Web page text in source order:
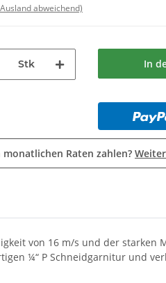
abweichend)
Stk In
Raten zahlen?
von 16 m/s und der starken
¼“ P Schneidgarnitur und